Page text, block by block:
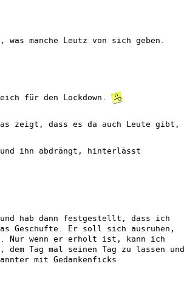
manche Leutz von sich geben.
für den Lockdown.
zeigt, dass es da auch Leute gibt,
ihn abdrängt, hinterlässt
hab dann festgestellt, dass ich
Geschufte. Er soll sich ausruhen,
Nur wenn er erholt ist, kann ich
Tag mal seinen Tag zu lassen und
mit Gedankenficks